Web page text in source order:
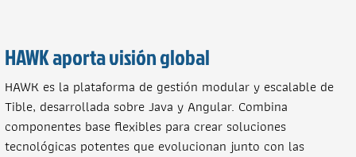
HAWK aporta visión global
HAWK es la plataforma de gestión modular y escalable de
Tible, desarrollada sobre Java y Angular. Combina
componentes base flexibles para crear soluciones
tecnológicas potentes que evolucionan junto con las